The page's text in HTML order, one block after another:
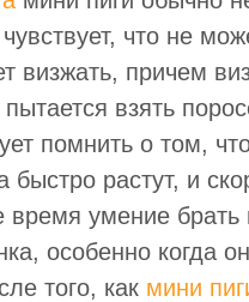
что не
визжать, причем
взять
помнить о том,
быстро растут, и
умение брать
особенно когда
того, как мини